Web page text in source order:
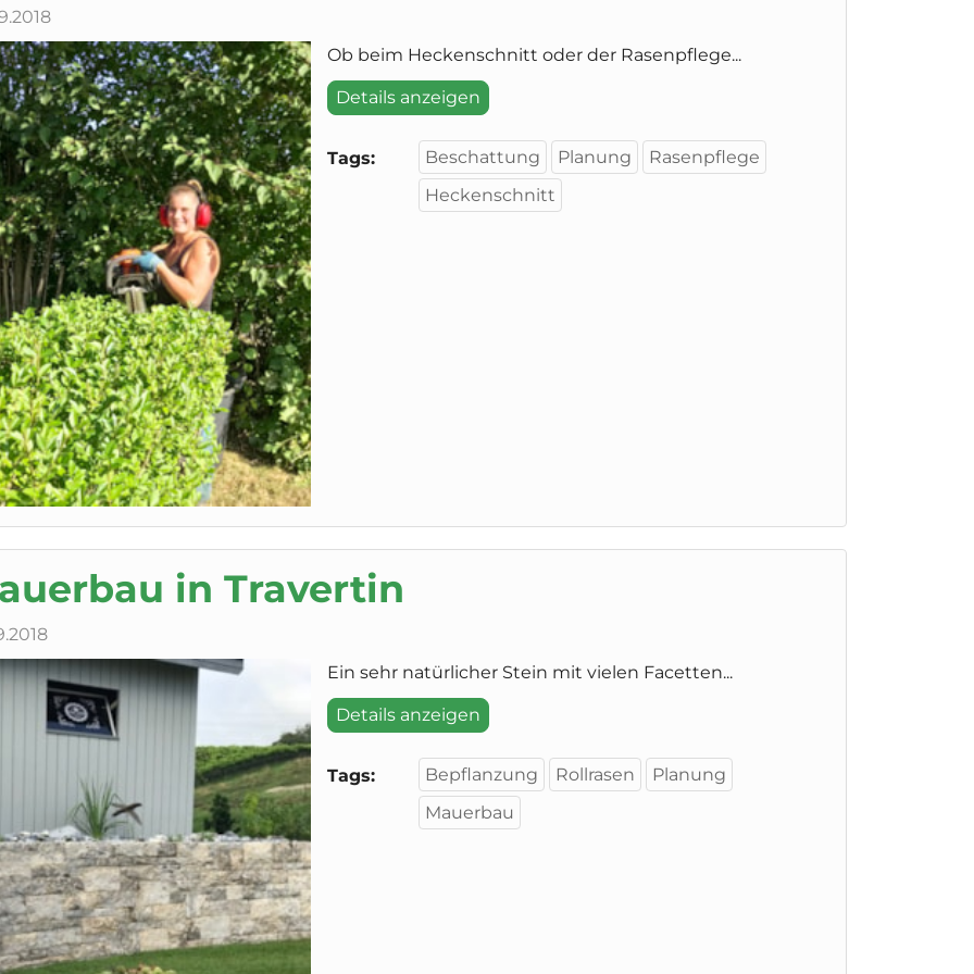
Ob beim Heckenschnitt oder der Rasenpflege...
Details anzeigen
Tags: Beschattung Planung
Rasenpflege
Heckenschnitt
in Travertin
Ein sehr natürlicher Stein mit vielen Facetten...
Details anzeigen
Tags: Bepflanzung Rollrasen
Planung
Mauerbau